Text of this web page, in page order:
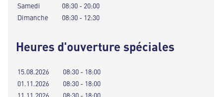
Samedi
08:30 - 20:00
Dimanche
08:30 - 12:30
Heures d'ouverture spéciales
15.08.2026
08:30 - 18:00
01.11.2026
08:30 - 18:00
11.11.2026
08:30 - 18:00